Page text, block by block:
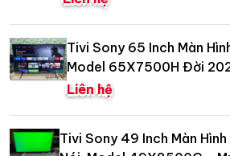
Tivi Sony 65 Inch Màn
Model 65X7500H Đời
Liên hệ
Tivi Sony 49 Inch Màn